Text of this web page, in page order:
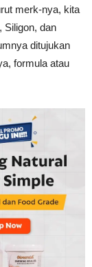
merk-nya, kita
Siligon, dan
ditujukan
formula atau